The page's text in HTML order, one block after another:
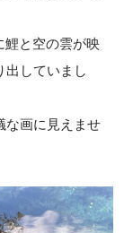
鯉と空の雲が映
出していまし
な画に見えませ